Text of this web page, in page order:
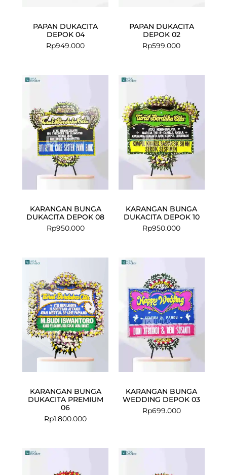
PAPAN DUKACITA
DEPOK 04
Rp949.000
PAPAN DUKACITA
DEPOK 02
Rp599.000
KARANGAN BUNGA
DUKACITA DEPOK 08
Rp950.000
KARANGAN BUNGA
DUKACITA DEPOK 10
Rp950.000
KARANGAN BUNGA
DUKACITA PREMIUM
06
Rp1.800.000
KARANGAN BUNGA
WEDDING DEPOK 03
Rp699.000